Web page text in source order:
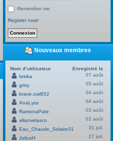
Remember me
Register now!
Nouveaux membres
Nom d’utilisateur
Enregistré le
Iekika
07 août
grivy
05 août
brave.owl652
04 août
AnaLyss
04 août
RamonaPate
03 août
allanvelasco
02 août
Eau_Chaude_Solaire31
31 juil.
JuliusH
27 juil.